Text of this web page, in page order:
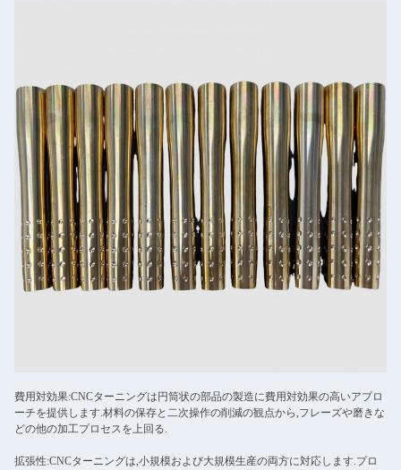
費用対効果:CNCターニングは円筒状の部品の製造に費用対効果の高いアプロ
ーチを提供します.材料の保存と二次操作の削減の観点から,フレーズや磨きな
どの他の加工プロセスを上回る.
拡張性:CNCターニングは,小規模および大規模生産の両方に対応します.プロ